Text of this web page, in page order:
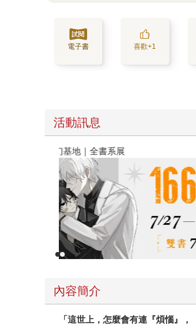
電子書 喜歡+1
活動訊息
春光ｘ奇幻基地｜全書系展
內容簡介
「這世上，怎麼會有連『煩惱』，